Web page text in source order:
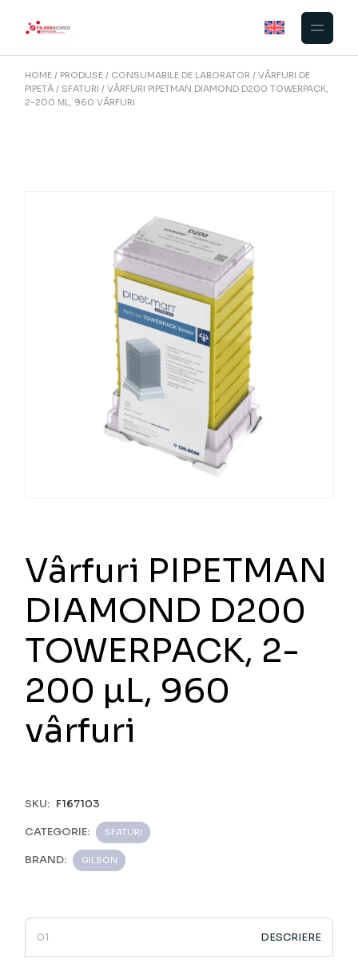
HOME PRODUSE CONSUMABILE DE LABORATOR
VÂRFURI DE
PIPETĂ
SFATURI
VÂRFURI PIPETMAN DIAMOND D200 TOWERPACK,
2-200 ΜL, 960 VÂRFURI
Vârfuri PIPETMAN
DIAMOND D200
TOWERPACK, 2-
200 µL, 960
vârfuri
SKU: F167103
CATEGORIE: SFATURI
BRAND: GILSON
DESCRIERE